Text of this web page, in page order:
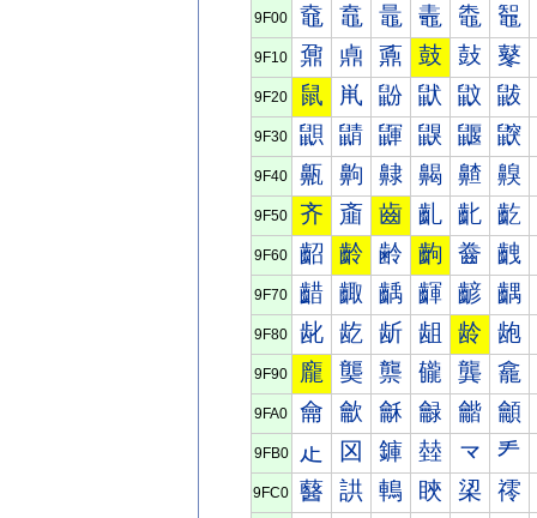
9F00 鼀 鼁 鼂 鼃 鼄 鼅
9F10 鼐 鼑 鼒 鼓 鼔 鼕
9F20 鼠 鼡 鼢 鼣 鼤 鼥
9F30 鼰 鼱 鼲 鼳 鼴 鼵
9F40 齀 齁 齂 齃 齄 齅
9F50 齐 齑 齒 齓 齔 齕
9F60 齠 齡 齢 齣 齤 齥
9F70 齰 齱 齲 齳 齴 齵
9F80 龀 龁 龂 龃 龄 龅
9F90 龐 龑 龒 龓 龔 龕
9FA0 龠 龡 龢 龣 龤 龥
9FB0 龰 龱 龲 龳 龴 龵
9FC0 鿀 鿁 鿂 鿃 鿄 鿅